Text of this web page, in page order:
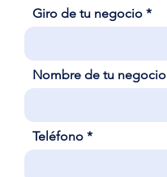
Giro de tu negocio
Nombre de tu negocio
Teléfono